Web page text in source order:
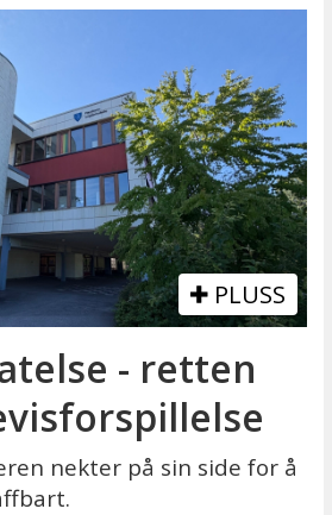
PLUSS
- retten
nekter på sin side for å